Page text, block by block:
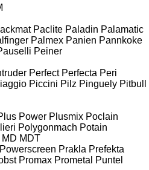
Paclite Paladin Palamatic
Palmex Panien Pannkoke
Peiner
Perfect Perfecta Peri
Piccini Pilz Pinguely Pitbull
Power Plusmix Poclain
Polygonmach Potain
MD MDT
Powerscreen Prakla Prefekta
Promax Prometal
Puntel